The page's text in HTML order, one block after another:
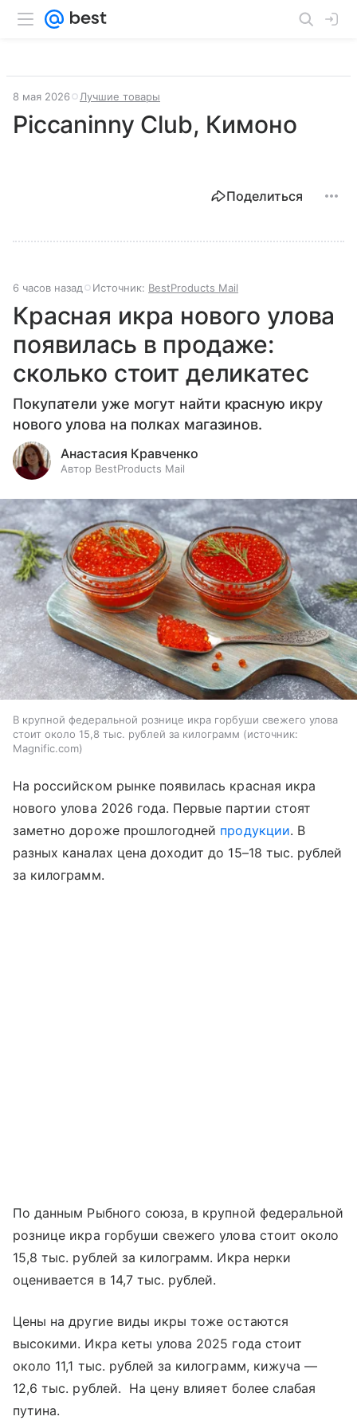
8 мая 2026 Лучшие товары
Piccaninny Club, Кимоно
Поделиться
6 часов назад Источник: BestProducts Mail
Красная икра нового улова
появилась в продаже:
сколько стоит деликатес
Покупатели уже могут найти красную икру
нового улова на полках магазинов.
Анастасия Кравченко
Автор BestProducts Mail
В крупной федеральной рознице икра горбуши свежего улова
стоит около 15,8 тыс. рублей за килограмм
источник:
Magnific.com
На российском рынке появилась красная икра
нового улова 2026 года. Первые партии стоят
заметно дороже прошлогодней продукции. В
разных каналах цена доходит до 15–18 тыс. рублей
за килограмм.
По данным Рыбного союза, в крупной федеральной
рознице икра горбуши свежего улова стоит около
15,8 тыс. рублей за килограмм. Икра нерки
оценивается в 14,7 тыс. рублей.
Цены на другие виды икры тоже остаются
высокими. Икра кеты улова 2025 года стоит
около 11,1 тыс. рублей за килограмм, кижуча —
12,6 тыс. рублей. На цену влияет более слабая
путина.